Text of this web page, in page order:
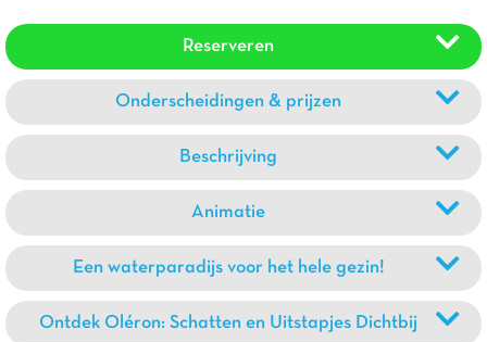
Reserveren
Onderscheidingen & prijzen
Beschrijving
Animatie
Een waterparadijs voor het hele gezin!
Ontdek Oléron: Schatten en Uitstapjes Dichtbij